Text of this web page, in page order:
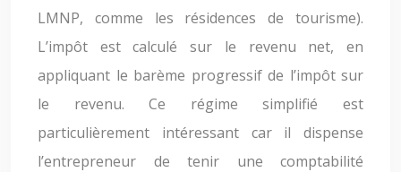
LMNP, comme les résidences de tourisme).
L’impôt est calculé sur le revenu net, en
appliquant le barème progressif de l’impôt sur
le revenu. Ce régime simplifié est
particulièrement intéressant car il dispense
l’entrepreneur de tenir une comptabilité